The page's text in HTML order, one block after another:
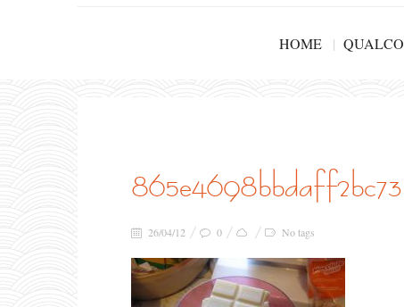
HOME
26/04/12 0 No tags